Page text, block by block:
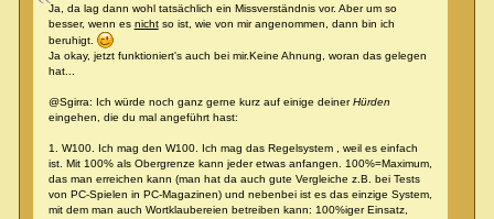
Ja, da lag dann wohl tatsächlich ein Missverständnis vor. Aber um so
besser, wenn es nichtso ist, wie von mir angenommen, dann bin ich
beruhigt.
Ja okay, jetzt funktioniert's auch bei mir.Keine Ahnung, woran das gelegen
hat...
@Sgirra: Ich würde noch ganz gerne kurz auf einige deinerHürden
eingehen, die du mal angeführt hast:
1. W100. Ich mag den W100. Ich mag das Regelsystem , weil es einfach
ist. Mit 100% als Obergrenze kann jeder etwas anfangen. 100%=Maximum,
das man erreichen kann (man hat da auch gute Vergleiche z.B. bei Tests
von PC-Spielen in PC-Magazinen) und nebenbei ist es das einzige System,
mit dem man auch Wortklaubereien betreiben kann: 100%iger Einsatz,